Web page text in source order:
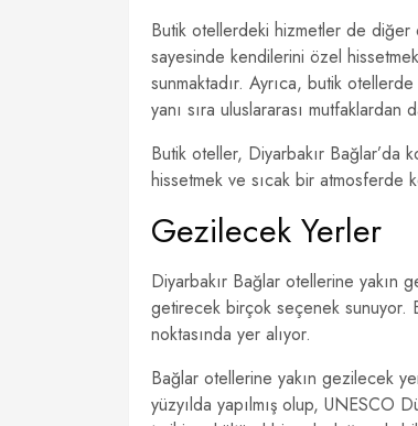
Butik otellerdeki hizmetler de diğer
sayesinde kendilerini özel
sunmaktadır. Ayrıca, butik
yanı sıra uluslararası mutfaklardan
Butik oteller, Diyarbakır Bağlar’da
hissetmek ve sıcak bir atmosferde
Gezilecek Yerler
Diyarbakır Bağlar otellerine yakın
getirecek birçok seçenek sunuyor.
noktasında yer alıyor.
Bağlar otellerine yakın gezilecek
yüzyılda yapılmış olup, UNESCO